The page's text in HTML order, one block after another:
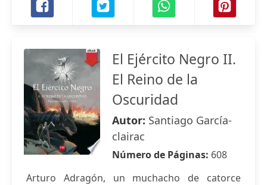
El Ejército Negro II.
El Reino de la
Oscuridad
Autor: Santiago García-
clairac
Número de Páginas: 608
Arturo Adragón, un muchacho de catorce